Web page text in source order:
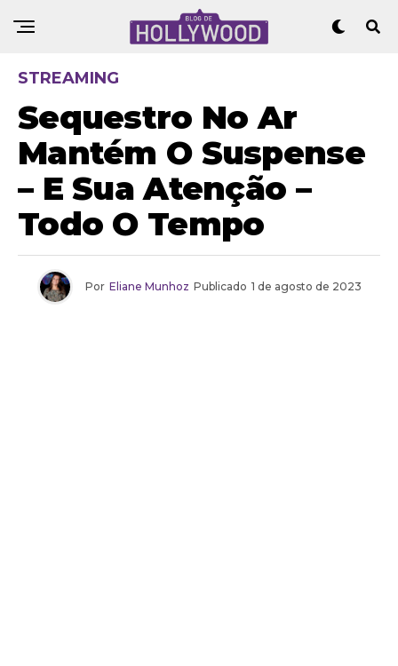
STREAMING
Sequestro No Ar
Mantém O Suspense
– E Sua Atenção –
Todo O Tempo
Por Eliane Munhoz Publicado 1 de agosto de 2023